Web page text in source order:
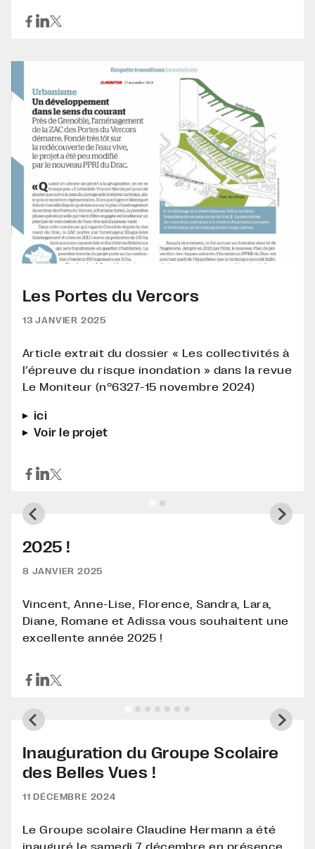
Les Portes du Vercors
13 JANVIER 2025
Article extrait du dossier « Les collectivités à
l’épreuve du risque inondation » dans la revue
Le Moniteur (n°6327-15 novembre 2024)
ici
Voir le projet
2025 !
8 JANVIER 2025
Vincent, Anne-Lise, Florence, Sandra, Lara,
Diane, Romane et Adissa vous souhaitent une
excellente année 2025 !
Inauguration du Groupe Scolaire
des Belles Vues !
11 DÉCEMBRE 2024
Le Groupe scolaire Claudine Hermann a été